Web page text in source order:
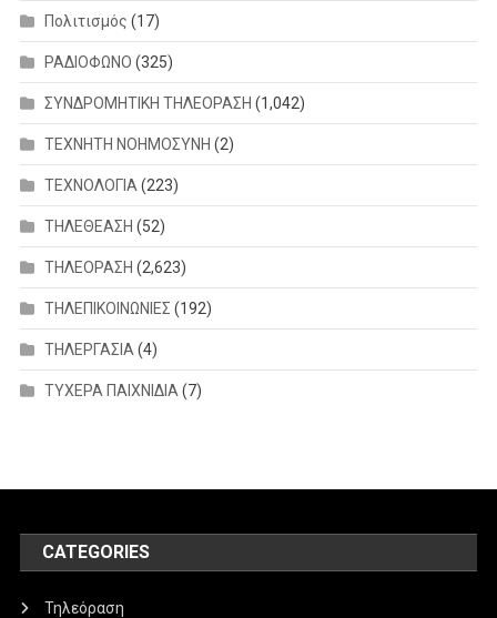
Πολιτισμός (17)
ΡΑΔΙΟΦΩΝΟ (325)
ΣΥΝΔΡΟΜΗΤΙΚΗ ΤΗΛΕΟΡΑΣΗ (1,042)
ΤΕΧΝΗΤΗ ΝΟΗΜΟΣΥΝΗ (2)
ΤΕΧΝΟΛΟΓΙΑ (223)
ΤΗΛΕΘΕΑΣΗ (52)
ΤΗΛΕΟΡΑΣΗ (2,623)
ΤΗΛΕΠΙΚΟΙΝΩΝΙΕΣ (192)
ΤΗΛΕΡΓΑΣΙΑ (4)
ΤΥΧΕΡΑ ΠΑΙΧΝΙΔΙΑ (7)
CATEGORIES
Τηλεόραση